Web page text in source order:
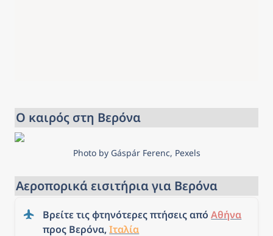
Ο καιρός στη Βερόνα
Photo by Gáspár Ferenc, Pexels
Αεροπορικά εισιτήρια για Βερόνα
Βρείτε τις φτηνότερες πτήσεις από Αθήνα
προς Βερόνα, Ιταλία